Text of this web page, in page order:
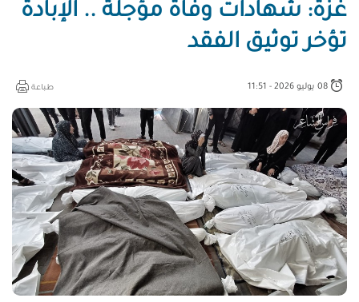
غزة: شهادات وفاة مؤجلة .. الإبادة
تؤخر توثيق الفقد
طباعة